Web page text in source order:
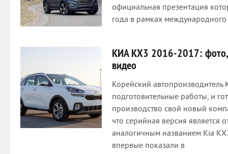
официальная презентация
года в рамках
КИА КХ3 2016-2017: фото,
видео
Корейский
подготовительные работы, и
производство свой новый
что серийная версия является
аналогичным названием Kia
впервые показали в